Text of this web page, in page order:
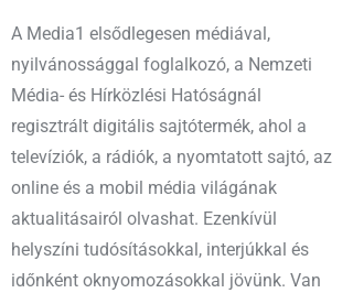
A Media1 elsődlegesen médiával,
nyilvánossággal foglalkozó, a Nemzeti
Média- és Hírközlési Hatóságnál
regisztrált digitális sajtótermék, ahol a
televíziók, a rádiók, a nyomtatott sajtó, az
online és a mobil média világának
aktualitásairól olvashat. Ezenkívül
helyszíni tudósításokkal, interjúkkal és
időnként oknyomozásokkal jövünk. Van